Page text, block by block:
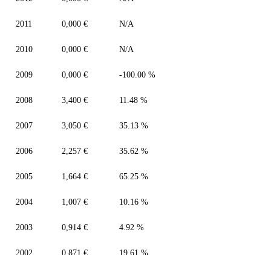
2011 0,000 € N/A
2010 0,000 € N/A
2009 0,000 € -100.00 %
2008 3,400 € 11.48 %
2007 3,050 € 35.13 %
2006 2,257 € 35.62 %
2005 1,664 € 65.25 %
2004 1,007 € 10.16 %
2003 0,914 € 4.92 %
2002 0,871 € 19.61 %